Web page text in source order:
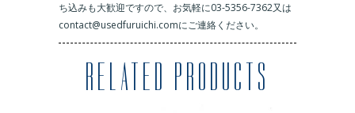
ち込みも大歓迎ですので、お気軽に03-5356-7362又は
contact@usedfuruichi.comにご連絡ください。
RELATED PRODUCTS